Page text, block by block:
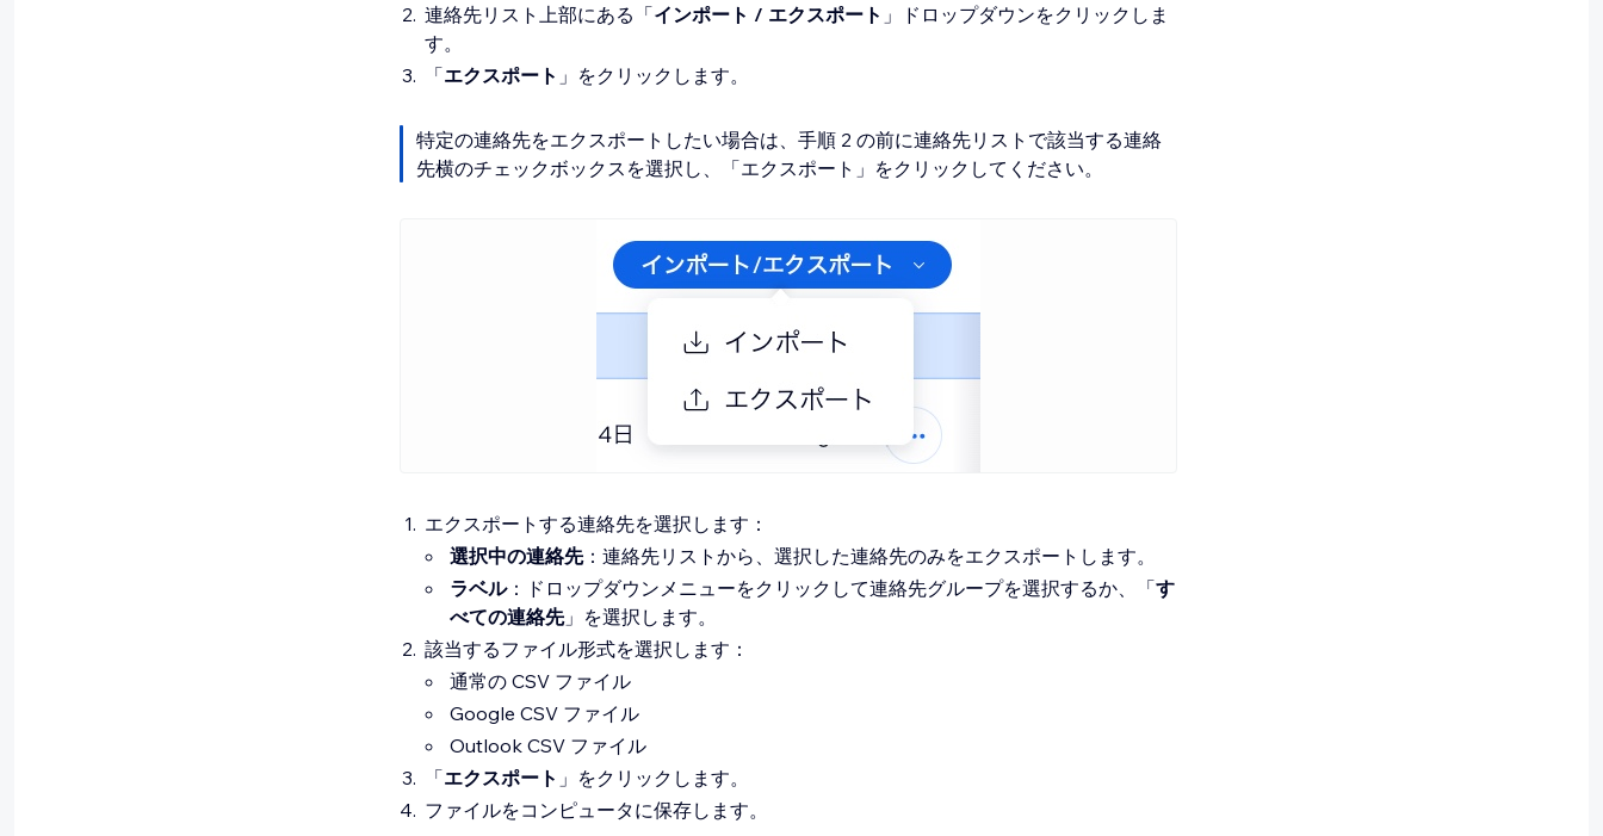
連絡先リスト上部にある「インポート / エクスポート 」ドロップダウンをクリックしま
す。
「エクスポート 」をクリックします。
特定の連絡先をエクスポートしたい場合は、手順 2 の前に連絡先リストで該当する連絡
先横のチェックボックスを選択し、「エクスポート」をクリックしてください。
エクスポートする連絡先を選択します：
選択中の連絡先：連絡先リストから、選択した連絡先のみをエクスポートします。
ラベル：ドロップダウンメニューをクリックして連絡先グループを選択するか、「す
べての連絡先」を選択します。
該当するファイル形式を選択します：
通常の CSV ファイル
Google CSV ファイル
Outlook CSV ファイル
「エクスポート 」をクリックします。
ファイルをコンピュータに保存します。